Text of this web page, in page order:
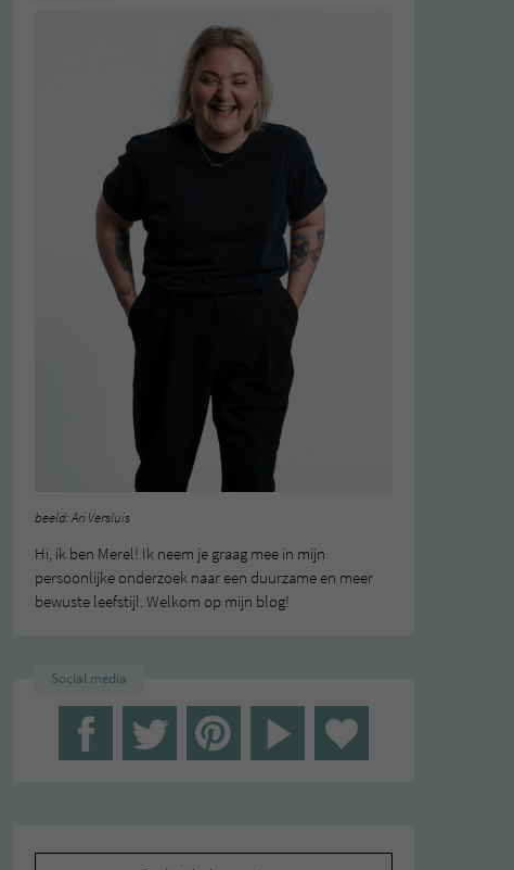
beeld: Ari Versluis
Hi, ik ben Merel! Ik neem je graag mee in mijn
persoonlijke onderzoek naar een duurzame en meer
bewuste leefstijl. Welkom op mijn blog!
Social media